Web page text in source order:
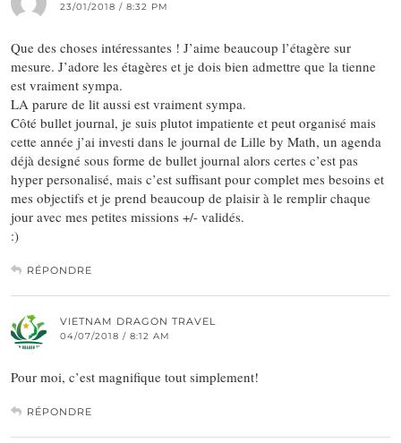
23/01/2018 / 8:32 PM
Que des choses intéressantes ! J’aime beaucoup l’étagère sur
mesure. J’adore les étagères et je dois bien admettre que la tienne
est vraiment sympa.
LA parure de lit aussi est vraiment sympa.
Côté bullet journal, je suis plutot impatiente et peut organisé mais
cette année j’ai investi dans le journal de Lille by Math, un agenda
déjà designé sous forme de bullet journal alors certes c’est pas
hyper personalisé, mais c’est suffisant pour complet mes besoins et
mes objectifs et je prend beaucoup de plaisir à le remplir chaque
jour avec mes petites missions +/- validés.
:)
RÉPONDRE
VIETNAM DRAGON TRAVEL
04/07/2018 / 8:12 AM
Pour moi, c’est magnifique tout simplement!
RÉPONDRE